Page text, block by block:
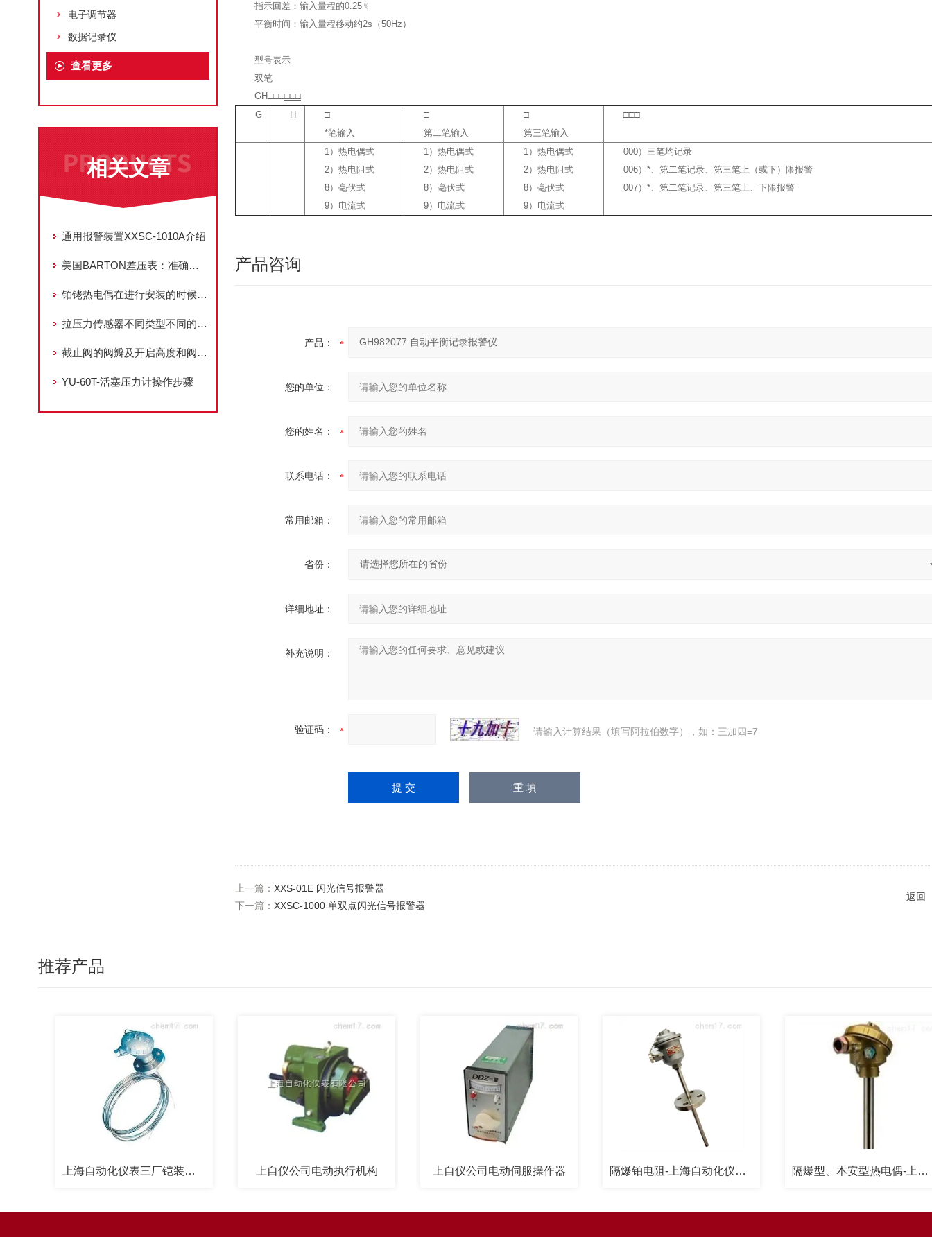
电子调节器
数据记录仪
查看更多
相关文章
通用报警装置XXSC-1010A介绍
美国BARTON差压表：准确测量，工业领域的得力助手
铂铑热电偶在进行安装的时候，具体的步骤是什么？
拉压力传感器不同类型不同的使用
截止阀的阀瓣及开启高度和阀瓣导向
YU-60T-活塞压力计操作步骤
指示回差：输入量程的0.25﹪
平衡时间：输入量程移动约2s（50Hz）
型号表示
双笔
GH□□□□□□
G
H
□
*笔输入
□
第二笔输入
□
第三笔输入
□□□
1）热电偶式
2）热电阻式
8）毫伏式
9）电流式
1）热电偶式
2）热电阻式
8）毫伏式
9）电流式
1）热电偶式
2）热电阻式
8）毫伏式
9）电流式
000）三笔均记录
006）*、第二笔记录、第三笔上（或下）限报警
007）*、第二笔记录、第三笔上、下限报警
产品咨询
产品：
您的单位：
您的姓名：
联系电话：
常用邮箱：
省份：
详细地址：
补充说明：
验证码： 请输入计算结果（填写阿拉伯数字），如：三加四=7
上一篇： XXS-01E 闪光信号报警器
下一篇： XXSC-1000 单双点闪光信号报警器
返回
推荐产品
上海自动化仪表三厂铠装高温热电偶 上自仪公司电动执行机构 上自仪公司电动伺服操作器 隔爆铂电阻-上海自动化仪表三厂 隔爆型、本安型热电偶-上海自动化仪表三厂